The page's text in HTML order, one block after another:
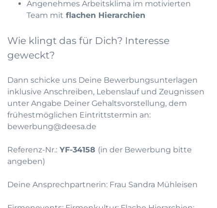
Angenehmes Arbeitsklima im motivierten
Team mit flachen Hierarchien
Wie klingt das für Dich? Interesse
geweckt?
Dann schicke uns Deine Bewerbungsunterlagen
inklusive Anschreiben, Lebenslauf und Zeugnissen
unter Angabe Deiner Gehaltsvorstellung, dem
frühestmöglichen Eintrittstermin an:
bewerbung@deesa.de
Referenz-Nr.: YF-34158 (in der Bewerbung bitte
angeben)
Deine Ansprechpartnerin: Frau Sandra Mühleisen